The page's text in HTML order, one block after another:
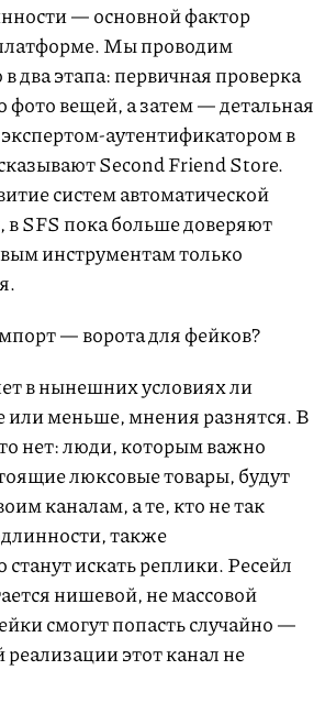
— основной фактор
Мы проводим
два этапа: первичная проверка
фото вещей, а затем — детальная
аутентификатором в
Second Friend Store.
систем автоматической
SFS пока больше доверяют
инструментам только
— ворота для фейков?
в нынешних условиях ли
или меньше, мнения разнятся. В
нет: люди, которым важно
люксовые товары, будут
каналам, а те, кто не так
также
искать реплики. Ресейл
нишевой, не массовой
смогут попасть случайно —
этот канал не